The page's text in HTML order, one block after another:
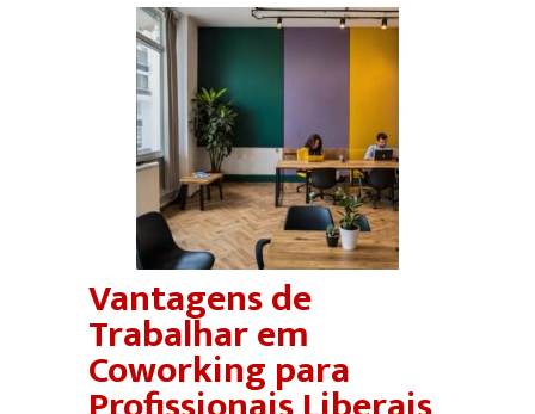
Vantagens de
Trabalhar em
Coworking para